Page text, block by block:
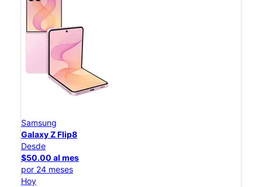
Samsung
Galaxy Z Flip8
Desde
$50.00 al mes
por 24 meses
Hoy